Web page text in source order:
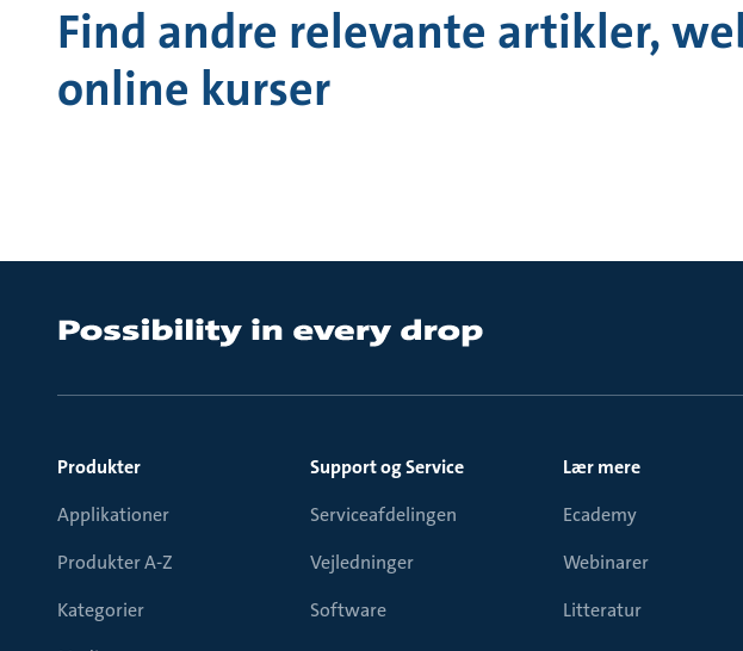
Find andre relevante artikler,
online kurser
Produkter
Applikationer
Produkter A-Z
Kategorier
Support og Service
Serviceafdelingen
Vejledninger
Software
Lær mere
Ecademy
Webinarer
Litteratur